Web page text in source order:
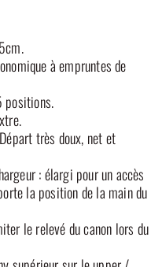
à empruntes de
positions.
très doux, net et
: élargi pour un accès
la position de la main du
le relevé du canon lors du